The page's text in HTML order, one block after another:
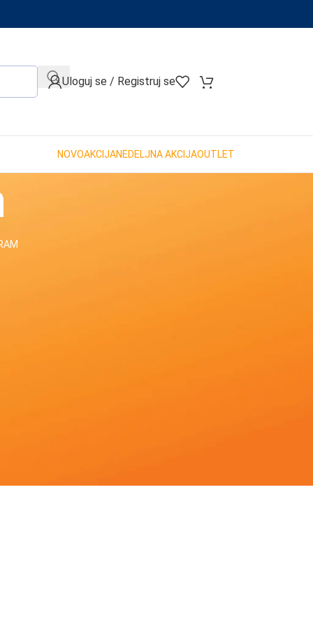
When autocomplete results are available use up and down
Uloguj se / Registruj se
NOVOAKCIJANEDELJNA AKCIJAOUTLET